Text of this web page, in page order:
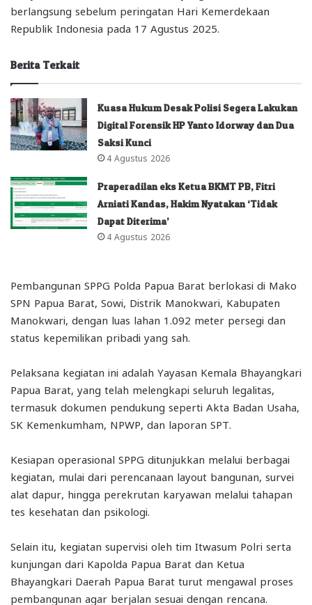
berlangsung sebelum peringatan Hari Kemerdekaan
Republik Indonesia pada 17 Agustus 2025.
Berita Terkait
Kuasa Hukum Desak Polisi Segera Lakukan
Digital Forensik HP Yanto Idorway dan Dua
Saksi Kunci
4 Agustus 2026
Praperadilan eks Ketua BKMT PB, Fitri
Arniati Kandas, Hakim Nyatakan ‘Tidak
Dapat Diterima’
4 Agustus 2026
Pembangunan SPPG Polda Papua Barat berlokasi di Mako
SPN Papua Barat, Sowi, Distrik Manokwari, Kabupaten
Manokwari, dengan luas lahan 1.092 meter persegi dan
status kepemilikan pribadi yang sah.
Pelaksana kegiatan ini adalah Yayasan Kemala Bhayangkari
Papua Barat, yang telah melengkapi seluruh legalitas,
termasuk dokumen pendukung seperti Akta Badan Usaha,
SK Kemenkumham, NPWP, dan laporan SPT.
Kesiapan operasional SPPG ditunjukkan melalui berbagai
kegiatan, mulai dari perencanaan layout bangunan, survei
alat dapur, hingga perekrutan karyawan melalui tahapan
tes kesehatan dan psikologi.
Selain itu, kegiatan supervisi oleh tim Itwasum Polri serta
kunjungan dari Kapolda Papua Barat dan Ketua
Bhayangkari Daerah Papua Barat turut mengawal proses
pembangunan agar berjalan sesuai dengan rencana.